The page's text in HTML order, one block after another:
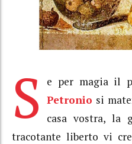
S
e per magia il
Petronio si
casa vostra, la
tracotante liberto vi